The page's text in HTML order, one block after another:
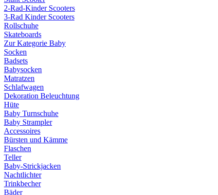
2-Rad-Kinder Scooters
3-Rad Kinder Scooters
Rollschuhe
Skateboards
Zur Kategorie Baby
Socken
Badsets
Babysocken
Matratzen
Schlafwagen
Dekoration Beleuchtung
Hüte
Baby Turnschuhe
Baby Strampler
Accessoires
Bürsten und Kämme
Flaschen
Teller
Baby-Strickjacken
Nachtlichter
Trinkbecher
Bäder